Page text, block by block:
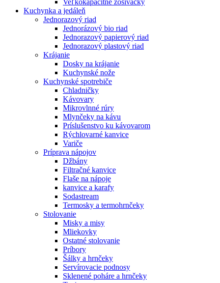
Veľkokapacitné zošívačky
Kuchynka a jedáleň
Jednorazový riad
Jednorázový bio riad
Jednorazový papierový riad
Jednorazový plastový riad
Krájanie
Dosky na krájanie
Kuchynské nože
Kuchynské spotrebiče
Chladničky
Kávovary
Mikrovlnné rúry
Mlynčeky na kávu
Príslušenstvo ku kávovarom
Rýchlovarné kanvice
Variče
Príprava nápojov
Džbány
Filtračné kanvice
Flaše na nápoje
kanvice a karafy
Sodastream
Termosky a termohrnčeky
Stolovanie
Misky a misy
Mliekovky
Ostatné stolovanie
Príbory
Šálky a hrnčeky
Servírovacie podnosy
Sklenené poháre a hrnčeky